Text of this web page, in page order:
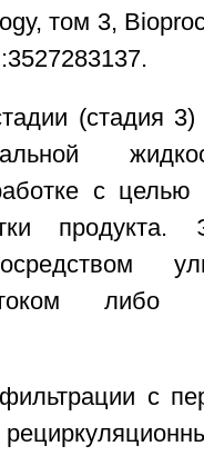
том 3,
(стадия 3)
с
либо
с